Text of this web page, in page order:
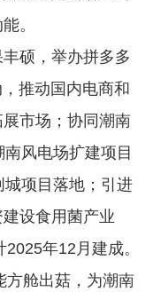
。
硕，举办拼多多
推动国内电商和
市场；协同潮南
风电场扩建项目
项目落地；引进
设食用菌产业
年12月建成。
方舱出菇，为潮南